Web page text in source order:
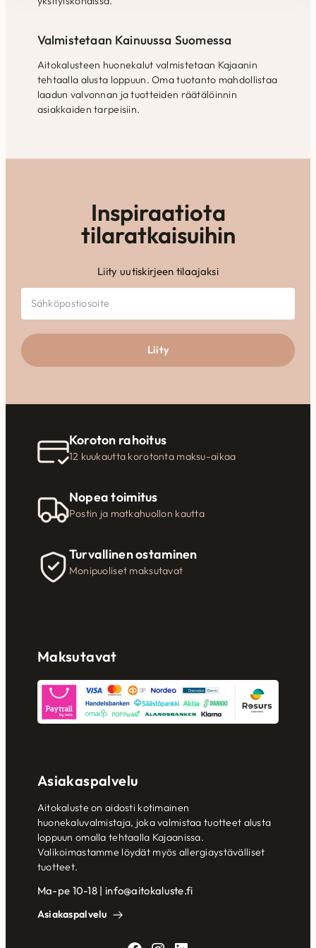
Valmistetaan Kainuussa Suomessa
Aitokalusteen huonekalut valmistetaan Kajaanin
tehtaalla alusta loppuun. Oma tuotanto mahdollistaa
laadun valvonnan ja tuotteiden räätälöinnin
asiakkaiden tarpeisiin.
Inspiraatiota
tilaratkaisuihin
Liity uutiskirjeen tilaajaksi
Liity
Koroton rahoitus
12 kuukautta korotonta maksu-aikaa
Nopea toimitus
Postin ja matkahuollon kautta
Turvallinen ostaminen
Monipuoliset maksutavat
Maksutavat
Asiakaspalvelu
Aitokaluste on aidosti kotimainen
huonekaluvalmistaja, joka valmistaa tuotteet alusta
loppuun omalla tehtaalla Kajaanissa.
Valikoimastamme löydät myös allergiaystävälliset
tuotteet.
Ma-pe 10-18 | info@aitokaluste.fi
Asiakaspalvelu